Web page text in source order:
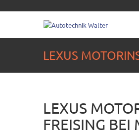
LEXUS
LEXUS
FREISING